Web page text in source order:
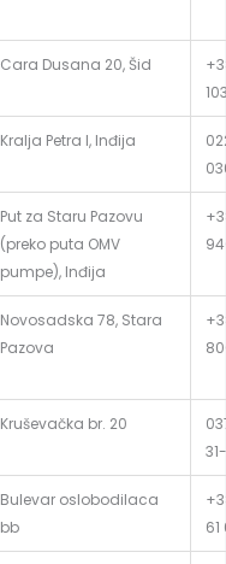
Cara Dusana 20, Šid
Kralja Petra I, Inđija
Put za Staru Pazovu
(preko puta OMV
pumpe), Inđija
Novosadska 78, Stara
Pazova
Kruševačka br. 20
Bulevar oslobodilaca
bb